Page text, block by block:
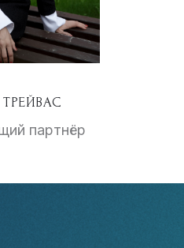
партнёр